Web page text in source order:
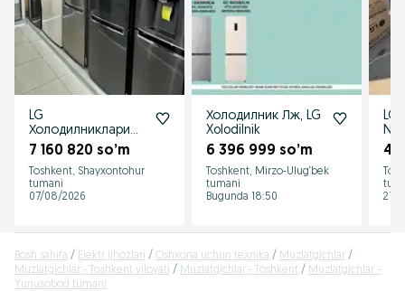
LG
Холодилниклари
котта
хамма размерлари
бор
7 160 820 so’m
Toshkent, Shayxontohur
tumani
07/08/2026
Холодилник Лж, LG
Xolodilnik
6 396 999 so’m
Toshkent, Mirzo-Ulug‘bek
tumani
Bugunda 18:50
LG
NO
4
21/
Bosh sahifa Elektr jihozlari Oshxona uchun texnika
Muzlatgichlar
Muzlatgichlar - Toshkent viloyati
Muzlatgichlar - Toshkent
Muzlatgichlar -
Yunusobod tumani